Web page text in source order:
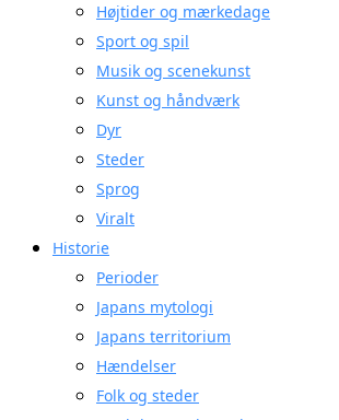
Højtider og mærkedage
Sport og spil
Musik og scenekunst
Kunst og håndværk
Dyr
Steder
Sprog
Viralt
Historie
Perioder
Japans mytologi
Japans territorium
Hændelser
Folk og steder